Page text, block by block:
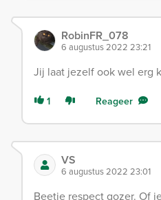
RobinFR_078
6 augustus 2022 23:21
Jij laat jezelf ook wel erg
1 Reageer
VS
6 augustus 2022 23:01
Beetje respect gozer. Of